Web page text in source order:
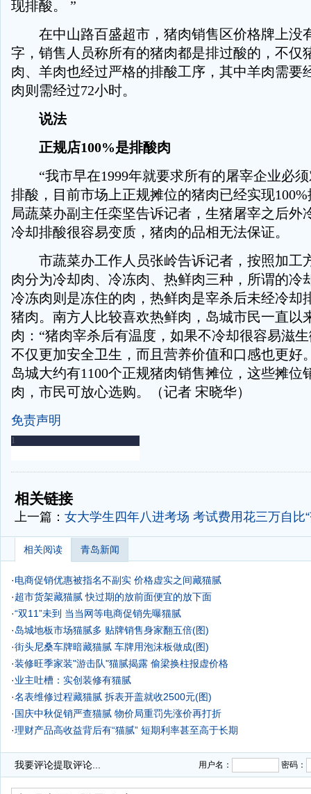
现排酸。 ”
在中山路百盛超市，猪肉销售区价格牌上没
字，销售人员称所有的猪肉都是排过酸的，不仅
肉、羊肉也经过严格的排酸工序，其中羊肉需要
肉则需经过72小时。
说法
正规店100%是排酸肉
“我市早在1999年就要求所有的屠宰企业必须
排酸，目前市场上正规摊位的猪肉已经实现
局蔬菜办副主任栾坚告诉记者，生猪屠宰之后外
冷却排酸很容易变质，猪肉的品相无法保证。
市蔬菜办工作人员张岭告诉记者，按照加工
肉分为冷却肉、冷冻肉、热鲜肉三种，所谓的冷
冷冻肉则是冻住的肉，热鲜肉是宰杀后未经冷却
猪肉。南方人比较喜欢热鲜肉，岛城市民一直以
肉：“猪肉宰杀后有温度，如果不冷却很容易滋
不仅更加安全卫生，而且营养价值和口感也更好
岛城大约有1100个正规猪肉销售摊位，这些摊位
肉，市民可放心选购。（记者 宋晓华）
免责声明
-
相关链接
上一篇： 女大学生四年八进考场 考试费用花三万自比“
相关阅读 青岛新闻
·电商促销优惠被指名不副实 价格虚实之间藏猫腻
·超市货架藏猫腻 快过期的放前面便宜的放下面
·“双11”未到 当当网等电商促销先曝猫腻
·岛城地板市场猫腻多 贴牌销售身家翻五倍(图)
·街头尼桑车牌暗藏猫腻 车牌用泡沫板做成(图)
·装修旺季家装"游击队"猫腻揭露 偷梁换柱报虚价格
·业主吐槽：实创装修有猫腻
·名表维修过程藏猫腻 拆表开盖就收2500元(图)
·国庆中秋促销严查猫腻 物价局重罚先涨价再打折
·理财产品高收益背后有“猫腻” 短期利率甚至高于长期
我要评论提取评论... 用户名： 密码：